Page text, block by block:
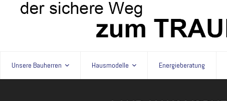
Unsere Bauherren Hausmodelle Energieberatung